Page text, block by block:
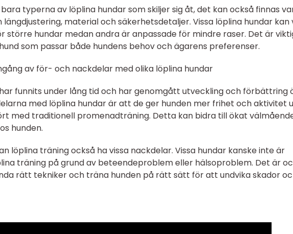
typerna av löplina hundar som skiljer sig åt, det kan också finnas
längdjustering, material och säkerhetsdetaljer. Vissa löplina hundar kan
större hundar medan andra är anpassade för mindre raser. Det är
som passar både hundens behov och ägarens preferenser.
av för- och nackdelar med olika löplina hundar
funnits under lång tid och har genomgått utveckling och förbättring
med löplina hundar är att de ger hunden mer frihet och aktivitet
med traditionell promenadträning. Detta kan bidra till ökat
hunden.
löplina träning också ha vissa nackdelar. Vissa hundar kanske inte är
träning på grund av beteendeproblem eller hälsoproblem. Det är
rätt tekniker och träna hunden på rätt sätt för att undvika skador